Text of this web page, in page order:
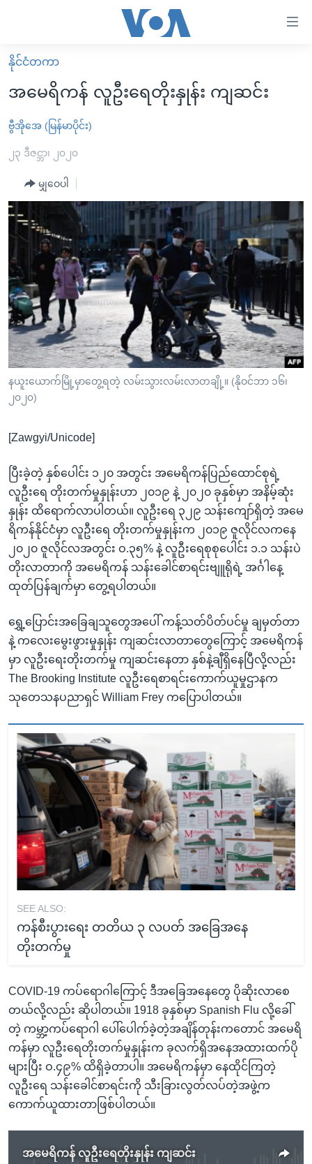
လွယ်ကူ
စေ
Link
များ
အကြောင်းအရာ
သို့
ကျော်
ကြည့်
ရန်
ပင်မ
အ
ညွန်း
စာမျက်နှာ
ကျော်
ရန်
နေရာ
ကျော်
မူလစာမျက်နှာ
မြန်မာ
ကမ္ဘာ့သတင်းများ
နိုင်ငံတကာ
တရုတ်
အစ္စရေး-ပါလက်စတိုင်း
ဗွီဒီယို
ရပ်ဝန်းတခု လမ်းတခု အလွန်
အင်္ဂလိပ်စာလေ့လာမယ်
အမေရိကန်သုံးအီဒီယံ
မကြေးမုံရဲ့ အင်္ဂလိပ်စာ
ရုပ်ရှင်ထဲက အင်္ဂလိပ်စာ
သုတပဒေသာ အင်္ဂလိပ်စာ
အပတ်စဉ်ကဏ္ဍများ
ရေဒီယို
တီဗွီ
ရေဒီယိုနှင့်ရုပ်သံ အချက်အလက်များ
ရေဒီယို/တီဗွီအစီအစဉ်
Learning English
ဗွီအိုအေ လူမှုကွန်ယက်များ
ဘာသာစကားများ
နိုင်ငံတကာ
အမေရိကန် လူဦးရေတိုးနှုန်း ကျဆင်း
ဗွီအိုအေ (မြန်မာပိုင်း)
၂၃ ဒီဇင္ဘာ၊ ၂၀၂၀
မျှဝေပါ
နယူးယောက်မြို့မှာတွေ့ရတဲ့ လမ်းသွားလမ်းလာတချို့။ (နိုဝင်ဘာ ၁၆၊
၂၀၂၀)
[Zawgyi/Unicode]
ပြီးခဲ့တဲ့ နှစ်ပေါင်း ၁၂၀ အတွင်း အမေရိကန်ပြည်ထောင်စုရဲ့
လူဦးရေ တိုးတက်မှုနှုန်းဟာ ၂၀၁၉ နဲ့ ၂၀၂၀ ခုနှစ်မှာ အနိမ့်ဆုံး
နှုန်း ထိရောက်လာပါတယ်။ လူဦးရေ ၃၂၉ သန်းကျော်ရှိတဲ့ အမေ
ရိကန်နိုင်ငံမှာ လူဦးရေ တိုးတက်မှုနှုန်းက ၂၀၁၉ ဇူလိုင်လကနေ
၂၀၂၀ ဇူလိုင်လအတွင်း ဝ.၃၅% နဲ့ လူဦးရေစုစုပေါင်း ၁.၁ သန်းပဲ
တိုးလာတာကို အမေရိကန် သန်းခေါင်စာရင်းဗျူရိုရဲ့ အင်္ဂါနေ့
ထုတ်ပြန်ချက်မှာ တွေ့ရပါတယ်။
ရွှေ့ပြောင်းအခြေချသူတွေအပေါ် ကန့်သတ်ပိတ်ပင်မှု ချမှတ်တာ
နဲ့ ကလေးမွေးဖွားမှုနှုန်း ကျဆင်းလာတာတွေကြောင့် အမေရိကန်
မှာ လူဦးရေးတိုးတက်မှု ကျဆင်းနေတာ နှစ်နဲ့ချီရှိနေပြီလို့လည်း
The Brooking Institute လူဦးရေစာရင်းကောက်ယူမှုဌာနက
သုတေသနပညာရှင် William Frey ကပြောပါတယ်။
SEE ALSO:
ကန်စီးပွားရေး တတိယ ၃ လပတ် အခြေအနေ
တိုးတက်မှု
COVID-19 ကပ်ရောဂါကြောင့် ဒီအခြေအနေတွေ ပိုဆိုးလာစေ
တယ်လို့လည်း ဆိုပါတယ်။ 1918 ခုနှစ်မှာ Spanish Flu လို့ခေါ်
တဲ့ ကမ္ဘာ့ကပ်ရောဂါ ပေါ်ပေါက်ခဲ့တဲ့အချိန်တုန်းကတောင် အမေရိ
ကန်မှာ လူဦးရေတိုးတက်မှုနှုန်းက ခုလက်ရှိအနေအထားထက်ပို
များပြီး ဝ.၄၉% ထိရှိခဲ့တာပါ။ အမေရိကန်မှာ နေထိုင်ကြတဲ့
လူဦးရေ သန်းခေါင်စာရင်းကို သီးခြားလွတ်လပ်တဲ့အဖွဲ့က
ကောက်ယူထားတာဖြစ်ပါတယ်။
အမေရိကန် လူဦးရေတိုးနှုန်း ကျဆင်း